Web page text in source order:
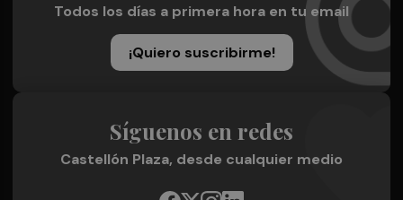
Todos los días a primera hora en tu email
¡Quiero suscribirme!
Síguenos en redes
Castellón Plaza, desde cualquier medio